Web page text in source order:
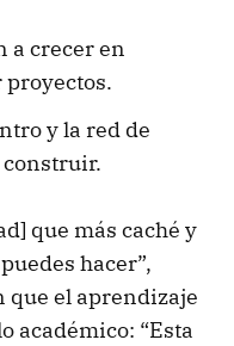
a crecer en
y la red de
construir.
que más caché y
hacer”,
que el aprendizaje
académico: “Esta